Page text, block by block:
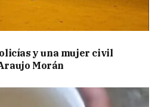
y una mujer civil
Morán